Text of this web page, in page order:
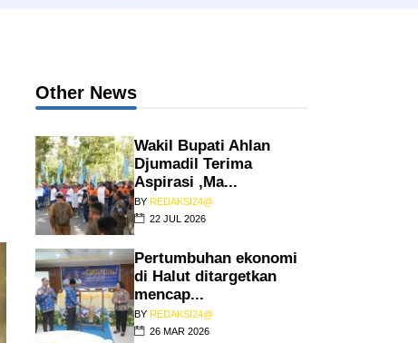
Other News
Wakil Bupati Ahlan
Djumadil Terima
Aspirasi ,Ma...
BY REDAKSI24@
22 JUL 2026
Pertumbuhan ekonomi
di Halut ditargetkan
mencap...
BY REDAKSI24@
26 MAR 2026